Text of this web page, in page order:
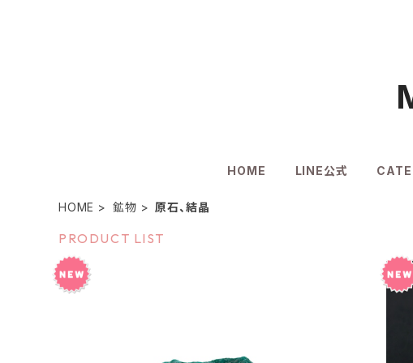
HOME LINE公式
HOME 鉱物 原石、結晶
PRODUCT LIST